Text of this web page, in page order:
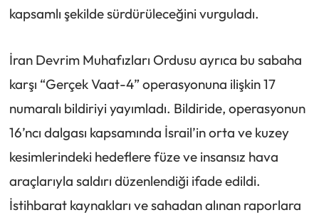
kapsamlı şekilde sürdürüleceğini vurguladı.
İran Devrim Muhafızları Ordusu ayrıca bu sabaha
karşı “Gerçek Vaat-4” operasyonuna ilişkin 17
numaralı bildiriyi yayımladı. Bildiride, operasyonun
16’ncı dalgası kapsamında İsrail’in orta ve kuzey
kesimlerindeki hedeflere füze ve insansız hava
araçlarıyla saldırı düzenlendiği ifade edildi.
İstihbarat kaynakları ve sahadan alınan raporlara